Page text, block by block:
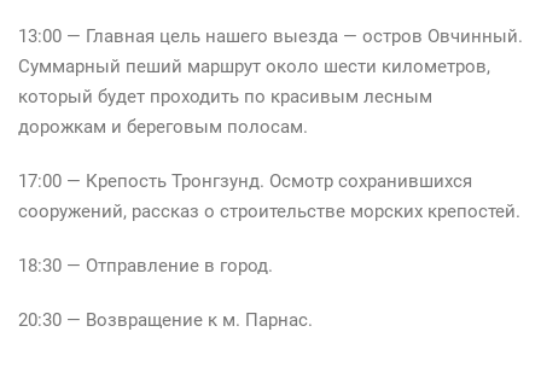
13:00 — Главная цель нашего выезда — остров Овчинный.
Суммарный пеший маршрут около шести километров,
который будет проходить по красивым лесным
дорожкам и береговым полосам.
17:00 — Крепость Тронгзунд. Осмотр сохранившихся
сооружений, рассказ о строительстве морских крепостей.
18:30 — Отправление в город.
20:30 — Возвращение к м. Парнас.